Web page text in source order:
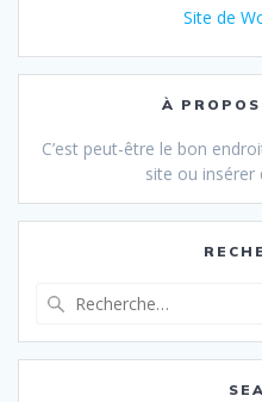
Site de
À
C’est peut-être le bon
site ou insérer